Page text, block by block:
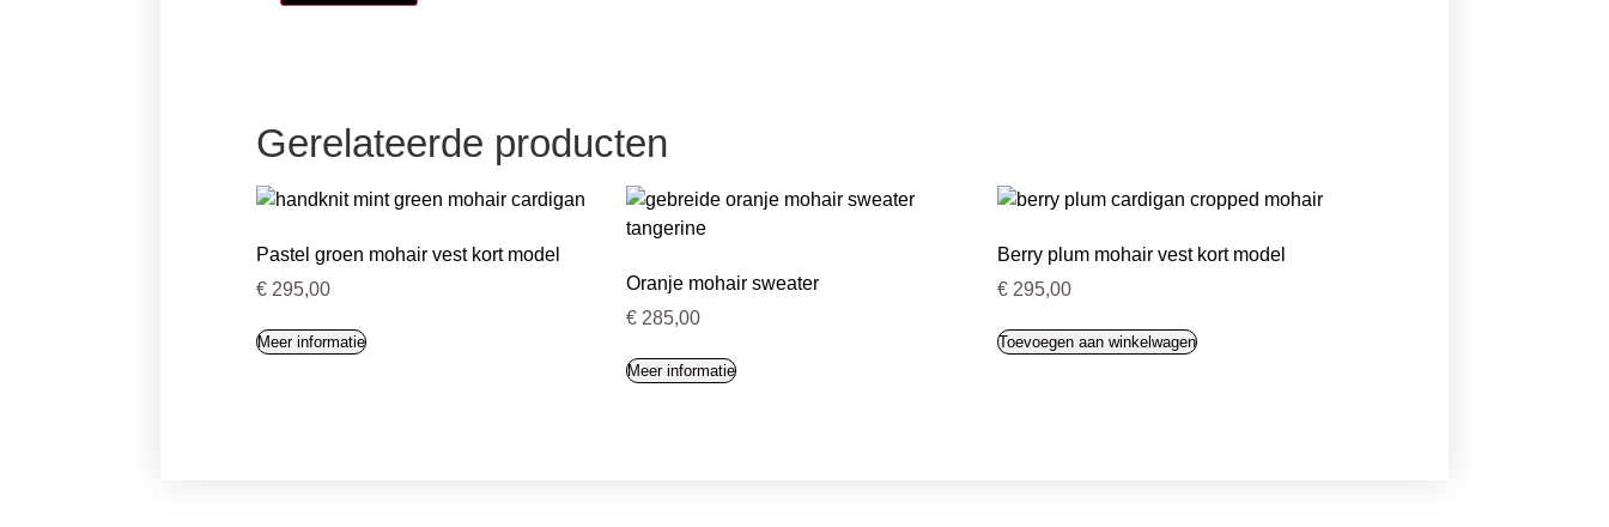
Gerelateerde producten
Pastel groen mohair vest kort model
€ 295,00
Meer informatie
Oranje mohair sweater
€ 285,00
Meer informatie
Berry plum mohair vest kort model
€295,00
Toevoegen aan winkelwagen